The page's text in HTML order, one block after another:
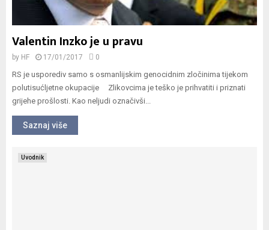
Valentin Inzko je u pravu
by HF 17/01/2017 0
RS je usporediv samo s osmanlijskim genocidnim zločinima tijekom
polutisućljetne okupacije Zlikovcima je teško je prihvatiti i priznati
grijehe prošlosti. Kao neljudi označivši...
Saznaj više
Uvodnik